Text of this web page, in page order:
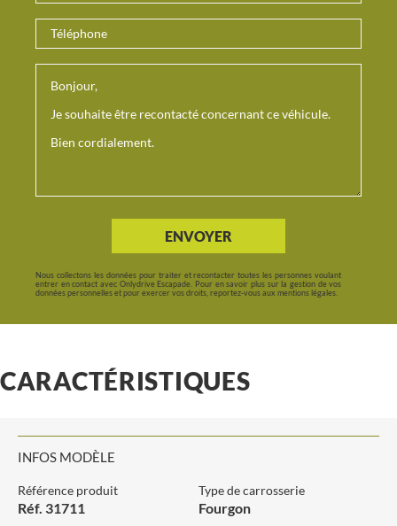
ENVOYER
Nous collectons les données pour traiter et recontacter toutes les personnes voulant
entrer en contact avec Onlydrive Escapade. Pour en savoir plus sur la gestion de vos
données personnelles et pour exercer vos droits, reportez-vous aux mentions légales.
CARACTÉRISTIQUES
INFOS MODÈLE
Référence produit
Réf. 31711
Type de carrosserie
Fourgon